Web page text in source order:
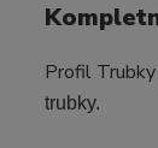
Profil
trubky.